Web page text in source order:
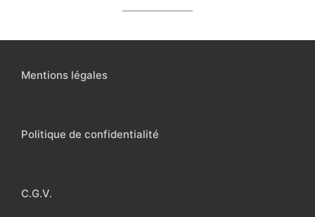
Mentions légales
Politique de confidentialité
C.G.V.